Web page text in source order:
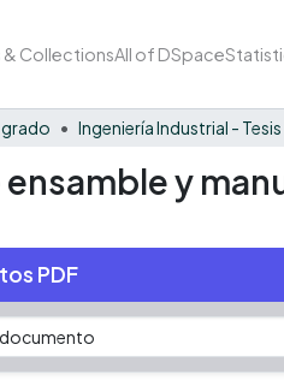
CollectionsAll of DSpace
grado Ingeniería Industrial - Tesis
y
PDF